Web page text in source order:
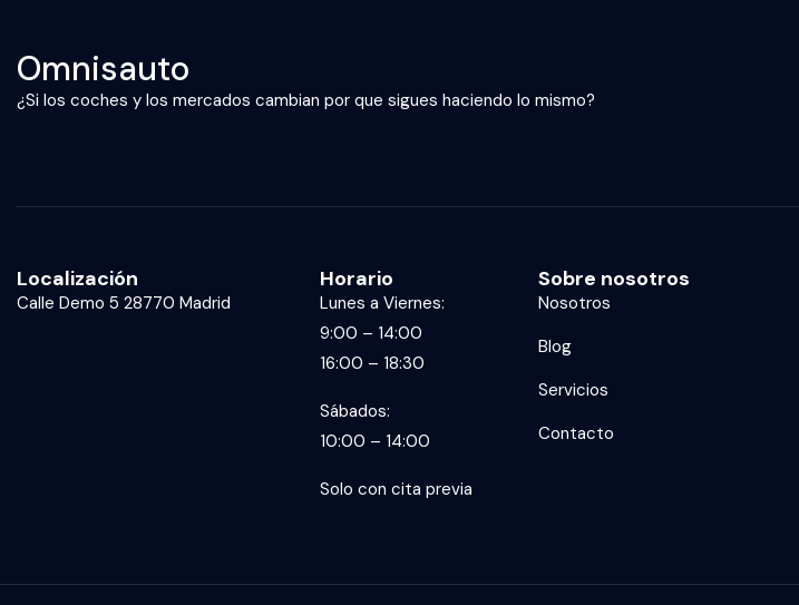
Omnisauto
¿Si los coches y los mercados cambian por que sigues haciendo lo mismo?
Localización
Calle Demo 5 28770 Madrid
Horario
Lunes a Viernes:
9:00 – 14:00
16:00 – 18:30
Sábados:
10:00 – 14:00
Solo con cita previa
Sobre nosotros
Nosotros
Blog
Servicios
Contacto